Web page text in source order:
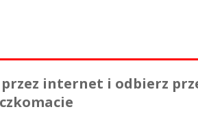
internet i odbierz